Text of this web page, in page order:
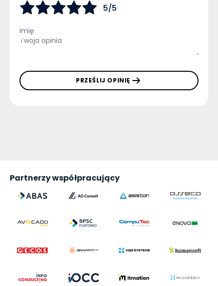
5/5
PRZEŚLIJ OPINIĘ
Partnerzy współpracujący